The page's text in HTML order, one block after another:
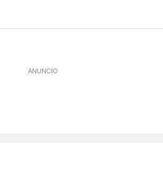
ANUNCIO